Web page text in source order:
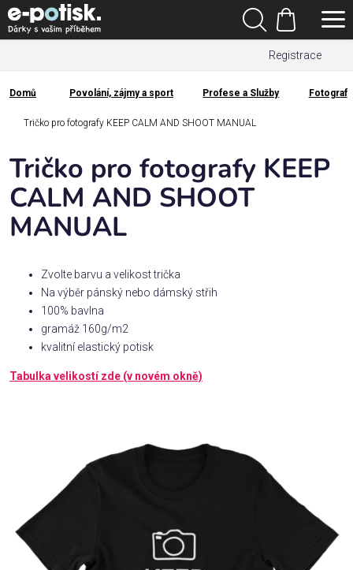
Přejít
na
obsah
Registrace
Hledat
Nákupní
košík
Kategorie
Dárek
pro
Rodina
Povolání,
zájmy a
sport
Oblečení
Domů
Domů Povolání, zájmy a sport Profese a Služby Fotograf
Tričko pro fotografy KEEP CALM AND SHOOT MANUAL
Tričko pro fotografy KEEP
CALM AND SHOOT
MANUAL
Zvolte barvu a velikost trička
Na výběr pánský nebo dámský střih
100% bavlna
gramáž 160g/m2
kvalitní elastický potisk
Tabulka velikostí zde (v novém okně)